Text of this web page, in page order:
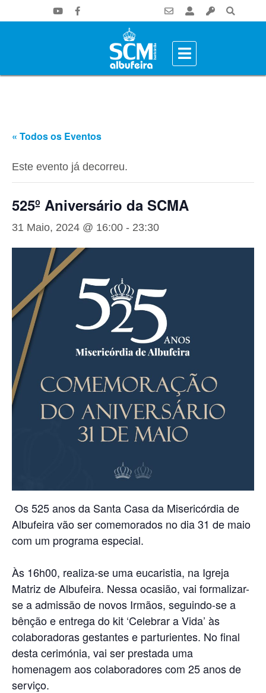
« Todos os Eventos
Este evento já decorreu.
525º Aniversário da SCMA
31 Maio, 2024 @ 16:00 - 23:30
Os 525 anos da Santa Casa da Misericórdia de
Albufeira vão ser comemorados no dia 31 de maio
com um programa especial.
Às 16h00, realiza-se uma eucaristia, na Igreja
Matriz de Albufeira. Nessa ocasião, vai formalizar-
se a admissão de novos Irmãos, seguindo-se a
bênção e entrega do kit ‘Celebrar a Vida’ às
colaboradoras gestantes e parturientes. No final
desta cerimónia, vai ser prestada uma
homenagem aos colaboradores com 25 anos de
serviço.